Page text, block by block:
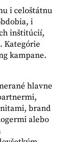
i celoštátnu
i
inštitúcií,
Kategórie
kampane.
hlavne
brand
alebo